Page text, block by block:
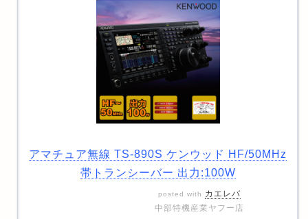
アマチュア無線 TS-890S ケンウッド HF/50MHz
帯トランシーバー 出力:100W
posted with
カエレバ
中部特機産業ヤフー店